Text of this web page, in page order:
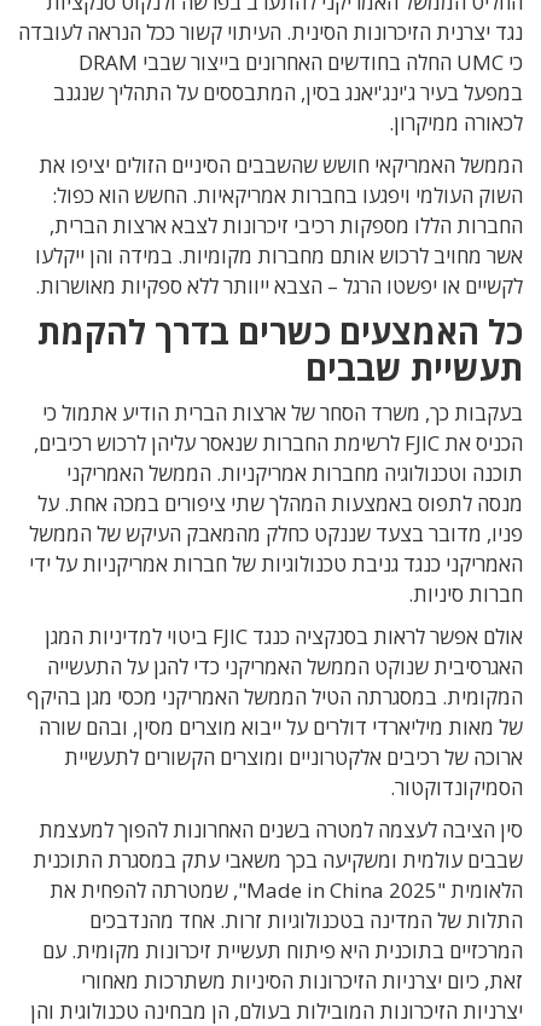
נגד יצרנית הזיכרונות הסינית. העיתוי קשור ככל הנראה לעובדה
כי UMC החלה בחודשים האחרונים בייצור שבבי DRAM
במפעל בעיר ג'ינג'יאנג בסין, המתבססים על התהליך שנגנב
לכאורה ממיקרון.
הממשל האמריקאי חושש שהשבבים הסיניים הזולים יציפו את
השוק העולמי ויפגעו בחברות אמריקאיות. החשש הוא כפול:
החברות הללו מספקות רכיבי זיכרונות לצבא ארצות הברית,
אשר מחויב לרכוש אותם מחברות מקומיות. במידה והן ייקלעו
לקשיים או יפשטו הרגל – הצבא ייוותר ללא ספקיות מאושרות.
כל האמצעים כשרים בדרך להקמת
תעשיית שבבים
בעקבות כך, משרד הסחר של ארצות הברית הודיע אתמול כי
הכניס את FJIC לרשימת החברות שנאסר עליהן לרכוש רכיבים,
תוכנה וטכנולוגיה מחברות אמריקניות. הממשל האמריקני
מנסה לתפוס באמצעות המהלך שתי ציפורים במכה אחת. על
פניו, מדובר בצעד שננקט כחלק מהמאבק העיקש של הממשל
האמריקני כנגד גניבת טכנולוגיות של חברות אמריקניות על ידי
חברות סיניות.
אולם אפשר לראות בסנקציה כנגד FJIC ביטוי למדיניות המגן
האגרסיבית שנוקט הממשל האמריקני כדי להגן על התעשייה
המקומית. במסגרתה הטיל הממשל האמריקני מכסי מגן בהיקף
של מאות מיליארדי דולרים על ייבוא מוצרים מסין, ובהם שורה
ארוכה של רכיבים אלקטרוניים ומוצרים הקשורים לתעשיית
הסמיקונדוקטור.
סין הציבה לעצמה למטרה בשנים האחרונות להפוך למעצמת
שבבים עולמית ומשקיעה בכך משאבי עתק במסגרת התוכנית
הלאומית "Made in China 2025", שמטרתה להפחית את
התלות של המדינה בטכנולוגיות זרות. אחד מהנדבכים
המרכזיים בתוכנית היא פיתוח תעשיית זיכרונות מקומית. עם
זאת, כיום יצרניות הזיכרונות הסיניות משתרכות מאחורי
יצרניות הזיכרונות המובילות בעולם, הן מבחינה טכנולוגית והן